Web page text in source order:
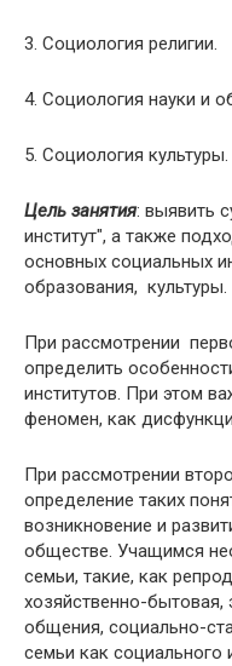
3. Социология религии.
4. Социология науки и
5. Социология культуры.
Цель занятия: выявить
институт", а также
основных социальных
образования, культуры.
При рассмотрении
определить
институтов. При этом
феномен, как
При рассмотрении
определение таких
возникновение и
обществе. Учащимся
семьи, такие, как
хозяйственно-бытовая,
общения, социально-
семьи как социального